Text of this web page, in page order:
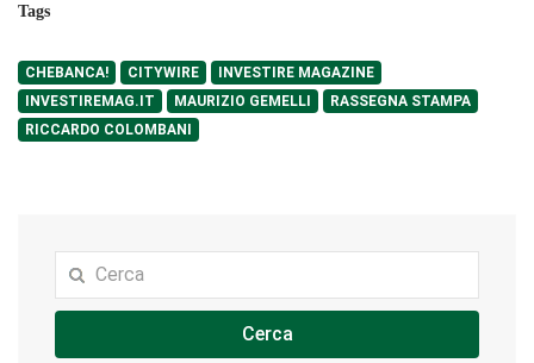
Tags
CHEBANCA! CITYWIRE
INVESTIRE MAGAZINE
INVESTIREMAG.IT
MAURIZIO GEMELLI
RASSEGNA STAMPA
RICCARDO COLOMBANI
Cerca